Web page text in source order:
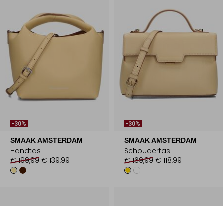
-30%
SMAAK AMSTERDAM
Handtas
€ 199,99 € 139,99
-30%
SMAAK AMSTERDAM
Schoudertas
€ 169,99 € 118,99